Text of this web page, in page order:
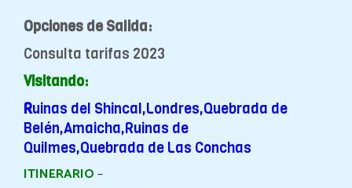
Opciones de Salida:
Consulta tarifas 2023
Visitando:
Ruinas del Shincal,Londres,Quebrada de
Belén,Amaicha,Ruinas de
Quilmes,Quebrada de Las Conchas
ITINERARIO–